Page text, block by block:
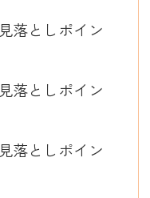
落としポイン
落としポイン
落としポイン